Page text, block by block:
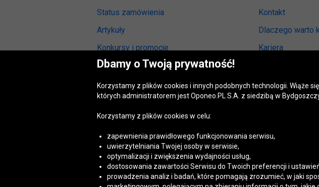
Status zamówienia
Artykuły
Konkursy i promocje
Odstąpienie od umowy
Reklamacja gwarancyjna
Opinie o oponach
Akt o usługach cyfrowych(DSA)
Dostępność cyfrowa
Kontakt
Dlaczego warto
Kariera
Biuro prasowe
Kręci nas
Mapa fotoradarów
Ustawienia
Dbamy o Twoją prywatność!
Korzystamy z plików cookies i innych podobnych technologii. Wiąże
których administratorem jest Oponeo.PL S.A. z siedzibą w
Korzystamy z plików cookies w celu:
zapewnienia prawidłowego funkcjonowania serwisu,
uwierzytelniania Twojej osoby w serwisie,
optymalizacji i zwiększenia wydajności usług,
dostosowania zawartości Serwisu do Twoich preferencji i
prowadzenia analiz i badań, które pomagają zrozumieć, w jaki